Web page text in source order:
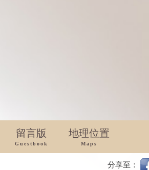
留言版
Guestbook
地理位置
Maps
分享至：